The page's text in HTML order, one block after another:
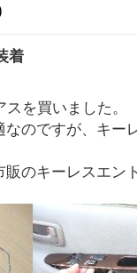
着
を買いました。
なのですが、キー
販のキーレスエン